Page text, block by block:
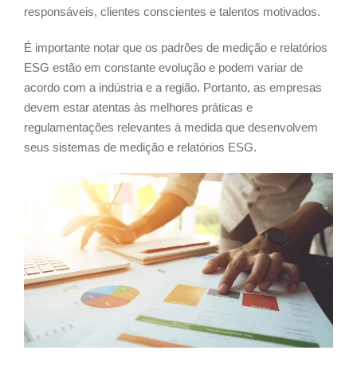
responsáveis, clientes conscientes e talentos motivados.
É importante notar que os padrões de medição e relatórios
ESG estão em constante evolução e podem variar de
acordo com a indústria e a região. Portanto, as empresas
devem estar atentas às melhores práticas e
regulamentações relevantes à medida que desenvolvem
seus sistemas de medição e relatórios ESG.